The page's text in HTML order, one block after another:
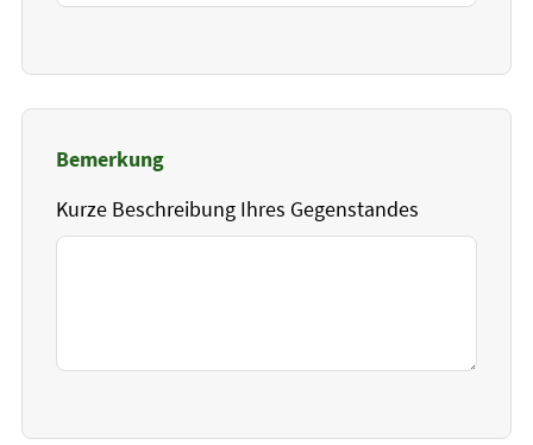
Bemerkung
Kurze Beschreibung Ihres Gegenstandes